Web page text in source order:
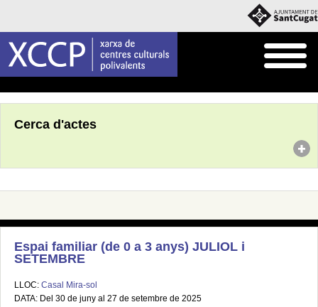
Cerca d'actes
Espai familiar (de 0 a 3 anys) JULIOL i
SETEMBRE
LLOC: Casal Mira-sol
DATA: Del 30 de juny al 27 de setembre de 2025